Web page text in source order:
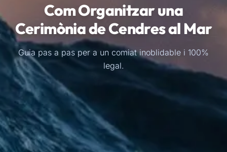
Com Organitzar una
Cerimònia de Cendres al Mar
Guia pas a pas per a un comiat inoblidable i 100%
legal.